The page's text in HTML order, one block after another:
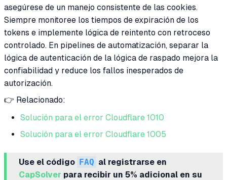
asegúrese de un manejo consistente de las cookies.
Siempre monitoree los tiempos de expiración de los
tokens e implemente lógica de reintento con retroceso
controlado. En pipelines de automatización, separar la
lógica de autenticación de la lógica de raspado mejora la
confiabilidad y reduce los fallos inesperados de
autorización.
👉 Relacionado:
Solución para el error Cloudflare 1010
Solución para el error Cloudflare 1005
Use el código FAQ al registrarse en
CapSolver para recibir un 5% adicional en su